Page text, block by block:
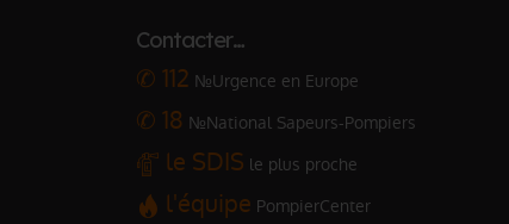
Contacter…
✆ 112 №Urgence en Europe
✆ 18 №National Sapeurs-Pompiers
le SDIS le plus proche
l'équipe PompierCenter